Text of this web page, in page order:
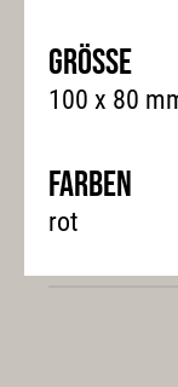
Grösse
100 x 80
Farben
rot